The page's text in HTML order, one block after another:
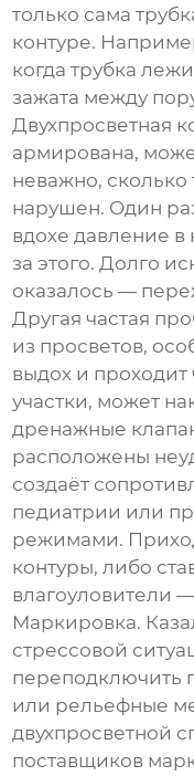
только сама
контуре.
когда трубка
зажата между
Двухпросветная
армирована,
неважно, сколько
нарушен. Один
вдохе давление в
за этого. Долго
оказалось —
Другая частая
из просветов,
выдох и
участки, может
дренажные
расположены
создаёт
педиатрии или
режимами.
контуры, либо
влагоуловители
Маркировка.
стрессовой
переподключить
или рельефные
двухпросветной
поставщиков